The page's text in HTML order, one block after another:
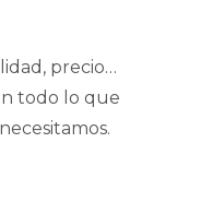
precio…
todo lo que